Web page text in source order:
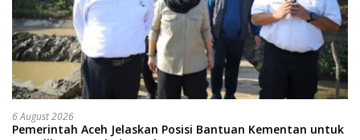
6 August 2026
Pemerintah Aceh Jelaskan Posisi Bantuan Kementan untuk